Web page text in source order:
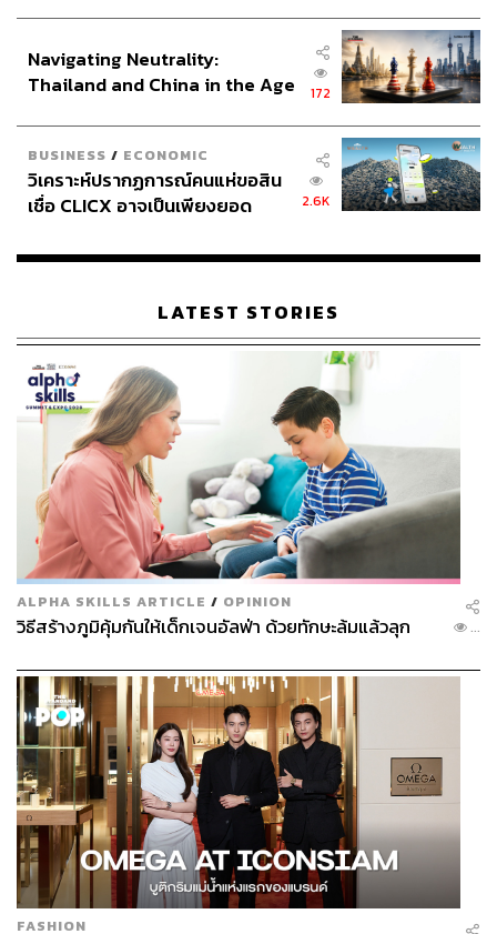
Ghignoni
Ghignoni ร้านไอศกรีมสัญชาติอิตาเลียนที่มีประวัติเก่าแก่
ยาวนานและขยายสาขาไปทั่วโลกรวมถึงประเทศไทย โดด
Navigating Neutrality:
Thailand and China in the Age
172
BUSINESS / ECONOMIC
วิเคราะห์ปรากฏการณ์คนแห่ขอสิน
เชื่อ CLICX อาจเป็นเพียงยอด
เรือนไทยที่ถูกซุกไว้
2.6K
LATEST STORIES
ALPHA SKILLS ARTICLE / OPINION
วิธีสร้างภูมิคุ้มกันให้เด็กเจนอัลฟ่า ด้วยทักษะล้มแล้วลุก ...
FASHION